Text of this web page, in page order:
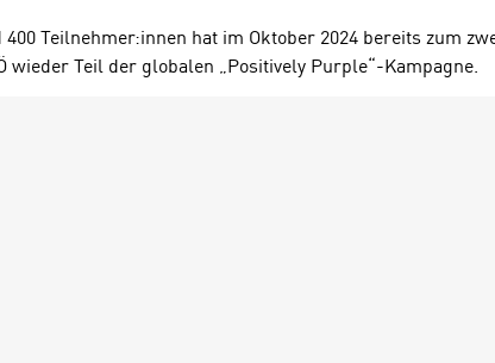
Teilnehmer:innen hat im Oktober 2024 bereits zum
wieder Teil der globalen „Positively Purple“-Kampagne.